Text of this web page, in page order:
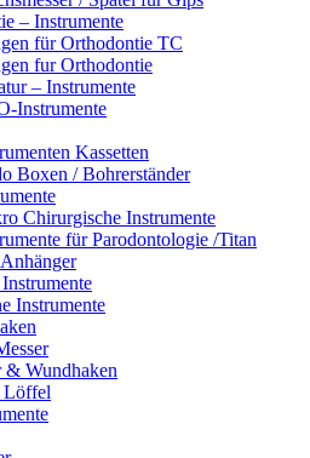
– Instrumente
für Orthodontie TC
fur Orthodontie
– Instrumente
Instrumente
Kassetten
Boxen / Bohrerständer
Chirurgische Instrumente
für Parodontologie /Titan
Instrumente
& Wundhaken
Löffel